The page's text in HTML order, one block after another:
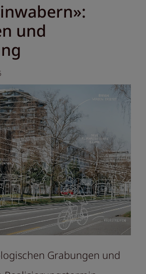
und
Grabungen und